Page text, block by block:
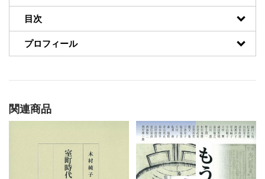
目次
プロフィール
関連商品